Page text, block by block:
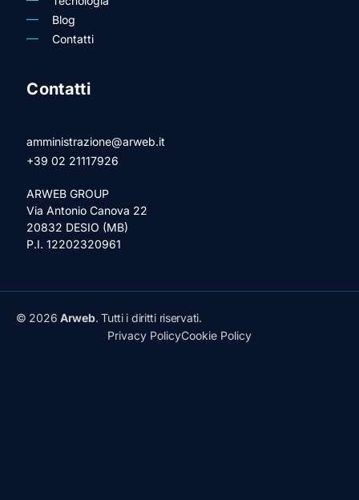
Blog
Contatti
Contatti
amministrazione@arweb.it
+39 02 21117926
ARWEB GROUP
Via Antonio Canova 22
20832 DESIO (MB)
P.I. 12202320961
© 2026Arweb. Tutti i diritti riservati.
Privacy PolicyCookie Policy